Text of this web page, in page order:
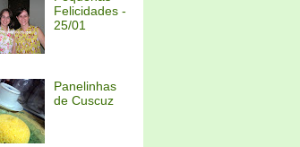
Felicidades -
25/01
Panelinhas
de Cuscuz